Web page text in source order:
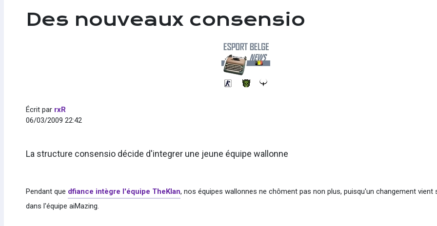
Des nouveaux consensio
Écrit par rxR
06/03/2009 22:42
La structure consensio décide d'integrer une jeune équipe wallonne
Pendant que dfiance intègre l'équipe TheKlan, nos équipes wallonnes ne chôment pas non plus, puisqu'un changement vient
dans l'équipe aiMazing.